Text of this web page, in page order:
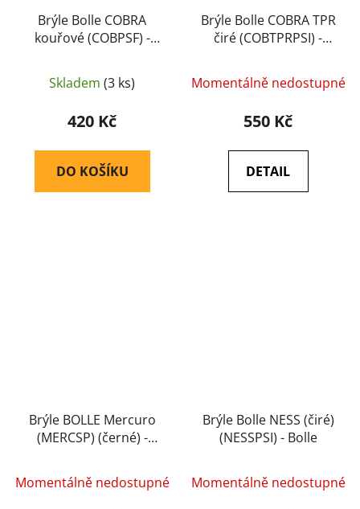
Brýle Bolle COBRA
kouřové (COBPSF) -
Skladem (3 ks)
420 Kč
DO KOŠÍKU
Brýle Bolle COBRA TPR
čiré (COBTPRPSI) -
Momentálně nedostupné
550 Kč
DETAIL
Brýle BOLLE Mercuro
(MERCSP) (černé) -
Momentálně nedostupné
Brýle Bolle NESS (čiré)
(NESSPSI) - Bolle
Momentálně nedostupné